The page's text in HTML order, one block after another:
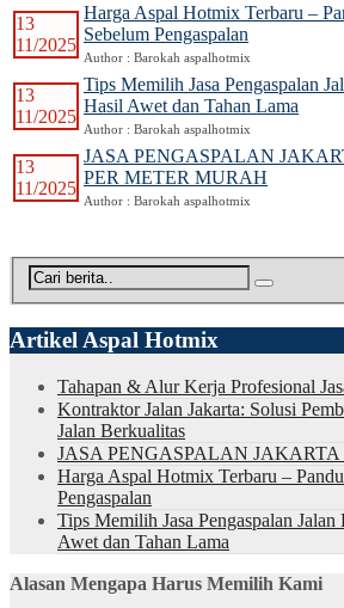
13
11/2025
Harga Aspal Hotmix Terbaru –
Sebelum Pengaspalan
Author : Barokah aspalhotmix
13
11/2025
Tips Memilih Jasa Pengaspalan
Hasil Awet dan Tahan Lama
Author : Barokah aspalhotmix
13
11/2025
JASA PENGASPALAN
PER METER MURAH
Author : Barokah aspalhotmix
Artikel Aspal Hotmix
Tahapan & Alur Kerja Profesional
Kontraktor Jalan Jakarta: Solusi
Jalan Berkualitas
JASA PENGASPALAN
Harga Aspal Hotmix Terbaru –
Pengaspalan
Tips Memilih Jasa Pengaspalan
Awet dan Tahan Lama
Alasan Mengapa Harus Memilih Kami